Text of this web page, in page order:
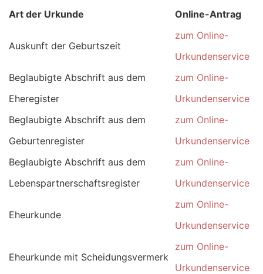
Art der Urkunde Online-Antrag
Auskunft der Geburtszeit
zum Online-
Urkundenservice
Beglaubigte Abschrift aus dem
Eheregister
zum Online-
Urkundenservice
Beglaubigte Abschrift aus dem
Geburtenregister
zum Online-
Urkundenservice
Beglaubigte Abschrift aus dem
Lebenspartnerschaftsregister
zum Online-
Urkundenservice
Eheurkunde
zum Online-
Urkundenservice
Eheurkunde mit Scheidungsvermerk
zum Online-
Urkundenservice